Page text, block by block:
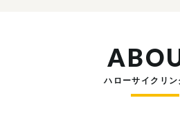
ハローサイクリン